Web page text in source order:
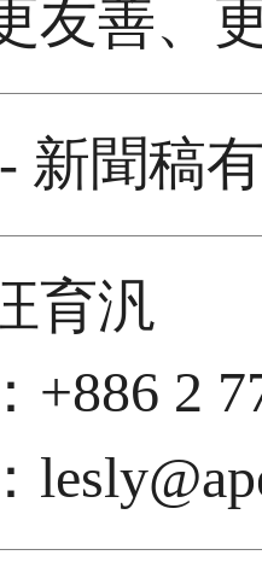
友善、
- 新聞稿
育汎
+886 2